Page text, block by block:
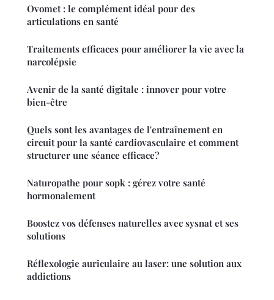
Ovomet : le complément idéal pour des
articulations en santé
Traitements efficaces pour améliorer la vie avec la
narcolépsie
Avenir de la santé digitale : innover pour votre
bien-être
Quels sont les avantages de l'entraînement en
circuit pour la santé cardiovasculaire et comment
structurer une séance efficace?
Naturopathe pour sopk : gérez votre santé
hormonalement
Boostez vos défenses naturelles avec sysnat et ses
solutions
Réflexologie auriculaire au laser: une solution aux
addictions